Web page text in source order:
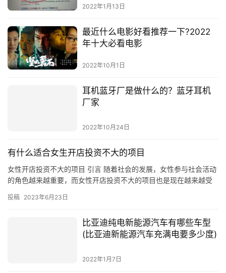
2022年1月13日
最近什么电影好看推荐一下?2022
年十大必看电影
2022年10月1日
耳机蓝牙厂是做什么的？蓝牙耳机
厂家
有什么适合女生开店投资不大的项目
的角色越来越重要，而女性开店投资不大的项目也是现在越来越受
到关注的一个话题。作为一个女性，如何选择一个合适的项目，进
行…
比亚迪纯电新能源汽车有哪些车型
(比亚迪新能源汽车充满电要多少度)